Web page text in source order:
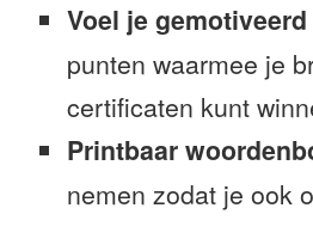
Voel je
punten waarmee je
certificaten kunt
Printbaar
nemen zodat je ook